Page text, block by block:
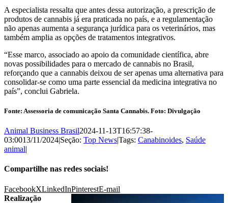
A especialista ressalta que antes dessa autorização, a prescrição de
produtos de cannabis já era praticada no país, e a regulamentação
não apenas aumenta a segurança jurídica para os veterinários, mas
também amplia as opções de tratamentos integrativos.
“Esse marco, associado ao apoio da comunidade científica, abre
novas possibilidades para o mercado de cannabis no Brasil,
reforçando que a cannabis deixou de ser apenas uma alternativa para
consolidar-se como uma parte essencial da medicina integrativa no
país”, conclui Gabriela.
Fonte: Assessoria de comunicação Santa Cannabis. Foto: Divulgação
Animal Business Brasil2024-11-13T16:57:38-
03:0013/11/2024|Seção: Top News|Tags: Canabinoides, Saúde
animal|
Compartilhe nas redes sociais!
FacebookXLinkedInPinterestE-mail
Realização